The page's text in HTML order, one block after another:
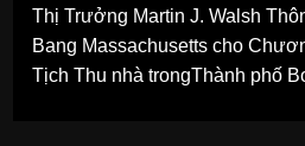
Thị Trưởng Martin J. Walsh
Bang Massachusetts cho
Tịch Thu nhà trongThành phố